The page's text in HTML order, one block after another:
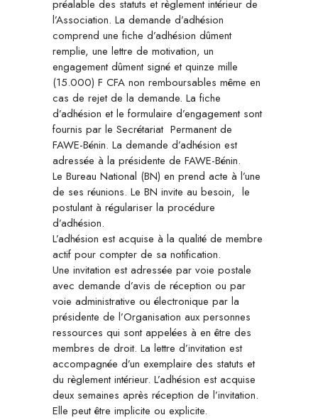
préalable des statuts et règlement intérieur de
l’Association. La demande d’adhésion
comprend une fiche d’adhésion dûment
remplie, une lettre de motivation, un
engagement dûment signé et quinze mille
(15.000) F CFA non remboursables même en
cas de rejet de la demande. La fiche
d’adhésion et le formulaire d’engagement sont
fournis par le Secrétariat Permanent de
FAWE-Bénin. La demande d’adhésion est
adressée à la présidente de FAWE-Bénin.
Le Bureau National (BN) en prend acte à l’une
de ses réunions. Le BN invite au besoin, le
postulant à régulariser la procédure
d’adhésion.
L’adhésion est acquise à la qualité de membre
actif pour compter de sa notification.
Une invitation est adressée par voie postale
avec demande d’avis de réception ou par
voie administrative ou électronique par la
présidente de l’Organisation aux personnes
ressources qui sont appelées à en être des
membres de droit. La lettre d’invitation est
accompagnée d’un exemplaire des statuts et
du règlement intérieur. L’adhésion est acquise
deux semaines après réception de l’invitation.
Elle peut être implicite ou explicite.